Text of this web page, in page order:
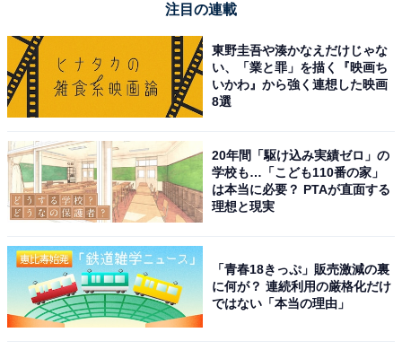
注目の連載
東野圭吾や湊かなえだけじゃな
い、「業と罪」を描く『映画ち
いかわ』から強く連想した映画
8選
20年間「駆け込み実績ゼロ」の
学校も…「こども110番の家」
は本当に必要？ PTAが直面する
理想と現実
「青春18きっぷ」販売激減の裏
に何が？ 連続利用の厳格化だけ
ではない「本当の理由」